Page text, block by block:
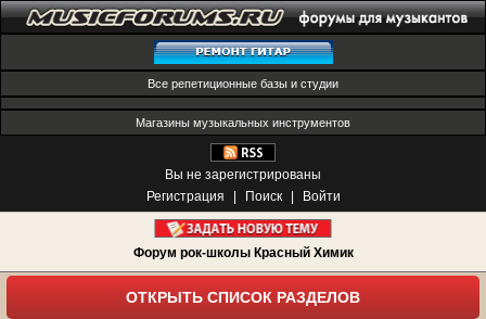
Все репетиционные базы и студии
Магазины музыкальных инструментов
Вы не зарегистрированы
Регистрация
Поиск Войти
Форум рок-школы Красный Химик
ОТКРЫТЬ СПИСОК РАЗДЕЛОВ